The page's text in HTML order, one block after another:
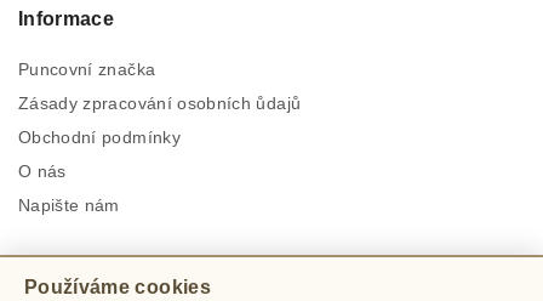
Informace
Puncovní značka
Zásady zpracování osobních ůdajů
Obchodní podmínky
O nás
Napište nám
Používáme cookies